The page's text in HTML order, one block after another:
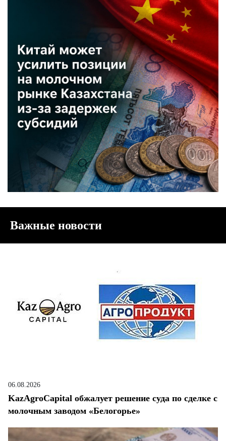
Важные новости
06.08.2026
KazAgroCapital обжалует решение суда по сделке с
молочным заводом «Белогорье»